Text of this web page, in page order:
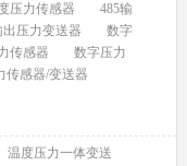
压力传感器
485输
压力变送器
数字
传感器
数字压力
传感器/变送器
温度压力一体变送